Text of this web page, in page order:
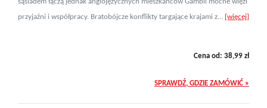
przyjaźni i współpracy. Bratobójcze konflikty targające krajami z... [więcej]
Cena od: 38,99 zł
SPRAWDŹ, GDZIE ZAMÓWIĆ »